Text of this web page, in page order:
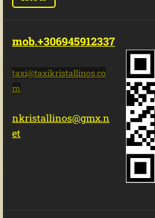
mob.+306945912337
taxi@taxikristallinos.co
m
nkristallinos@gmx.n
et